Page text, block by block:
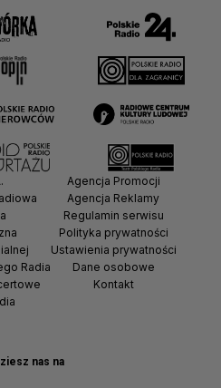
nas na
Radia
Agencja Promocji
Agencja Reklamy
Regulamin serwisu
Polityka prywatności
Ustawienia prywatności
Dane osobowe
Kontakt